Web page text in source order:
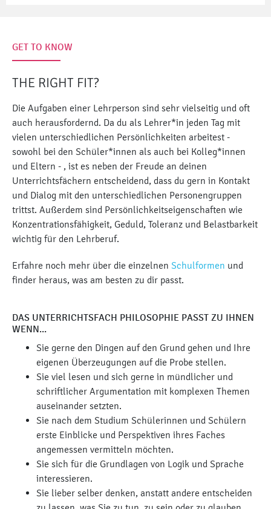
GET TO KNOW
THE RIGHT FIT?
Die Aufgaben einer Lehrperson sind sehr vielseitig und oft
auch herausfordernd. Da du als Lehrer*in jeden Tag mit
vielen unterschiedlichen Persönlichkeiten arbeitest -
sowohl bei den Schüler*innen als auch bei Kolleg*innen
und Eltern - , ist es neben der Freude an deinen
Unterrichtsfächern entscheidend, dass du gern in Kontakt
und Dialog mit den unterschiedlichen Personengruppen
trittst. Außerdem sind Persönlichkeitseigenschaften wie
Konzentrationsfähigkeit, Geduld, Toleranz und Belastbarkeit
wichtig für den Lehrberuf.
Erfahre noch mehr über die einzelnen Schulformen und
finder heraus, was am besten zu dir passt.
DAS UNTERRICHTSFACH PHILOSOPHIE PASST ZU IHNEN
WENN...
Sie gerne den Dingen auf den Grund gehen und Ihre
eigenen Überzeugungen auf die Probe stellen.
Sie viel lesen und sich gerne in mündlicher und
schriftlicher Argumentation mit komplexen Themen
auseinander setzten.
Sie nach dem Studium Schülerinnen und Schülern
erste Einblicke und Perspektiven ihres Faches
angemessen vermitteln möchten.
Sie sich für die Grundlagen von Logik und Sprache
interessieren.
Sie lieber selber denken, anstatt andere entscheiden